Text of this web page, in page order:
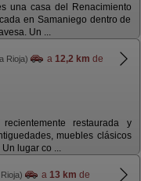
una casa del Renacimiento
en Samaniego dentro de
Un ...
Rioja) a 12,2 km de
restaurada y
muebles clásicos
lugar co ...
a 13 km de